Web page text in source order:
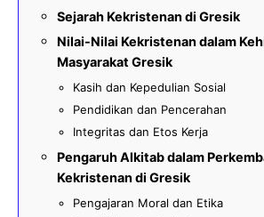
Sejarah Kekristenan di Gresik
Nilai-Nilai Kekristenan dalam
Masyarakat Gresik
Kasih dan Kepedulian Sosial
Pendidikan dan Pencerahan
Integritas dan Etos Kerja
Pengaruh Alkitab dalam
Kekristenan di Gresik
Pengajaran Moral dan Etika